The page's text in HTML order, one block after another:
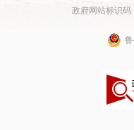
政府网站标识码